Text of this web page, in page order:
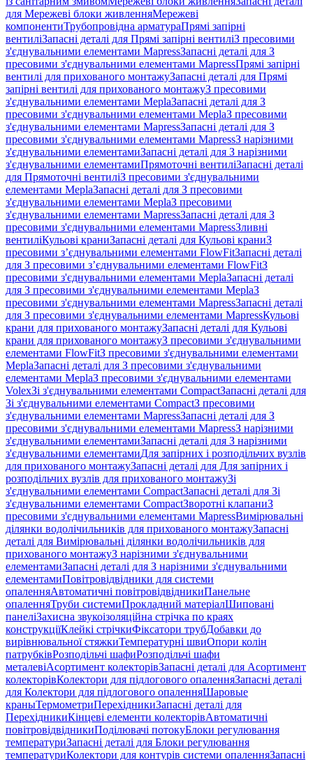
для Мережеві блоки живленняМережеві
компонентиТрубопровідна арматураПрямі запірні
вентиліЗапасні деталі для Прямі запірні вентиліЗ пресовими
з'єднувальними елементами MapressЗапасні деталі для З
пресовими з'єднувальними елементами MapressПрямі запірні
вентилі для прихованого монтажуЗапасні деталі для Прямі
запірні вентилі для прихованого монтажуЗ пресовими
з'єднувальними елементами MeplaЗапасні деталі для З
пресовими з'єднувальними елементами MeplaЗ пресовими
з'єднувальними елементами MapressЗапасні деталі для З
пресовими з'єднувальними елементами MapressЗ нарізними
з'єднувальними елементамиЗапасні деталі для З нарізними
з'єднувальними елементамиПрямоточні вентиліЗапасні деталі
для Прямоточні вентиліЗ пресовими з'єднувальними
елементами MeplaЗапасні деталі для З пресовими
з'єднувальними елементами MeplaЗ пресовими
з'єднувальними елементами MapressЗапасні деталі для З
пресовими з'єднувальними елементами MapressЗливні
вентиліКульові краниЗапасні деталі для Кульові краниЗ
пресовими з’єднувальними елементами FlowFitЗапасні деталі
для З пресовими з’єднувальними елементами FlowFitЗ
пресовими з'єднувальними елементами MeplaЗапасні деталі
для З пресовими з'єднувальними елементами MeplaЗ
пресовими з'єднувальними елементами MapressЗапасні деталі
для З пресовими з'єднувальними елементами MapressКульові
крани для прихованого монтажуЗапасні деталі для Кульові
крани для прихованого монтажуЗ пресовими з'єднувальними
елементами FlowFitЗ пресовими з'єднувальними елементами
MeplaЗапасні деталі для З пресовими з'єднувальними
елементами MeplaЗ пресовими з'єднувальними елементами
VolexЗі з'єднувальними елементами CompactЗапасні деталі для
Зі з'єднувальними елементами CompactЗ пресовими
з'єднувальними елементами MapressЗапасні деталі для З
пресовими з'єднувальними елементами MapressЗ нарізними
з'єднувальними елементамиЗапасні деталі для З нарізними
з'єднувальними елементамиДля запірних і розподільчих вузлів
для прихованого монтажуЗапасні деталі для Для запірних і
розподільчих вузлів для прихованого монтажуЗі
з'єднувальними елементами CompactЗапасні деталі для Зі
з'єднувальними елементами CompactЗворотні клапаниЗ
пресовими з'єднувальними елементами MapressВимірювальні
ділянки водолічильників для прихованого монтажуЗапасні
деталі для Вимірювальні ділянки водолічильників для
прихованого монтажуЗ нарізними з'єднувальними
елементамиЗапасні деталі для З нарізними з'єднувальними
елементамиПовітровідвідники для системи
опаленняАвтоматичні повітровідвідникиПанельне
опаленняТруби системиПрокладний матеріалШиповані
панеліЗахисна звукоізоляційна стрічка по краях
конструкціїКлейкі стрічкиФіксатори трубДобавки до
вирівнювальної стяжкиТемпературні швиОпори колін
патрубківРозподільчі шафиРозподільчі шафи
металевіАсортимент колекторівЗапасні деталі для Асортимент
колекторівКолектори для підлогового опаленняЗапасні деталі
для Колектори для підлогового опаленняШаровые
краныТермометриПерехідникиЗапасні деталі для
ПерехідникиКінцеві елементи колекторівАвтоматичні
повітровідвідникиПоділювачі потокуБлоки регулювання
температуриЗапасні деталі для Блоки регулювання
температуриКолектори для контурів системи опаленняЗапасні